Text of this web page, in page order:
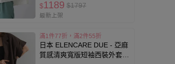
$1189 $1797
最新上架
滿1件77折，滿2件55折
日本 ELENCARE DUE - 亞麻
質感清爽寬版短袖西裝外套-